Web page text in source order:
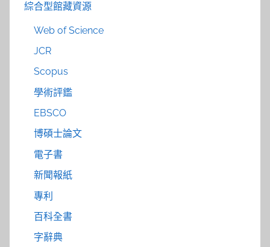
綜合型館藏資源
Web of Science
JCR
Scopus
學術評鑑
EBSCO
博碩士論文
電子書
新聞報紙
專利
百科全書
字辭典